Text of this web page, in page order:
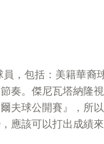
，包括：美籍華裔
奏。傑尼瓦塔納隆
夫球公開賽』，所
應該可以打出成績